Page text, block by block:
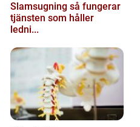
Slamsugning så fungerar
tjänsten som håller
ledni...